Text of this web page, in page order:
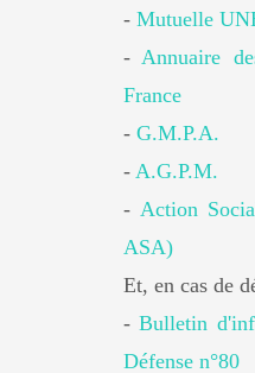
-Mutuelle
-Annuaire
France
-G.M.P.A.
-A.G.P.M.
- Action
ASA)
Et, en cas de
-Bulletin
Défense n°80